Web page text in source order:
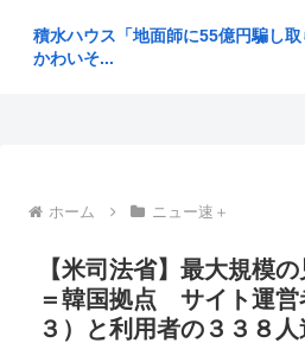
【画像】ちいかわの映画、見るだけ
オンワードHDが従業員に貴重品の
w...
坂本龍馬、特に何にもしてないの
いな扱い...
【動画】公立中学校、ヤンキーが
積水ハウス「地面師に55億円騙し
かわいそ...
「ジャニーさんとつかこうへい氏は
が明かす...
ホーム ニュー速＋
【米司法省】最大規模
＝韓国拠点 サイト運営
３）と利用者の３３８